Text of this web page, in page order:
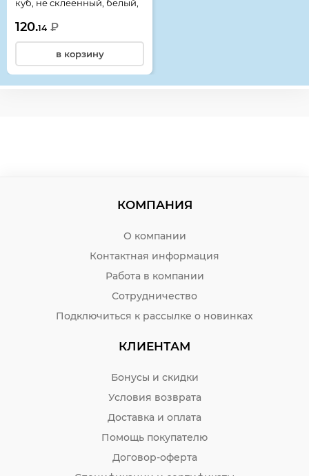
куб, не склеенный, белый,
2717
120.14 ₽
в корзину
КОМПАНИЯ
О компании
Контактная информация
Работа в компании
Сотрудничество
Подключиться к рассылке о новинках
КЛИЕНТАМ
Бонусы и скидки
Условия возврата
Доставка и оплата
Помощь покупателю
Договор-оферта